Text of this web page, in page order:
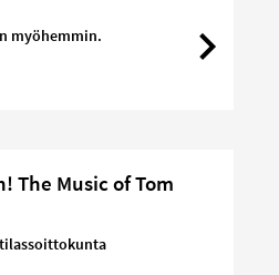
myöhemmin.
The Music of Tom